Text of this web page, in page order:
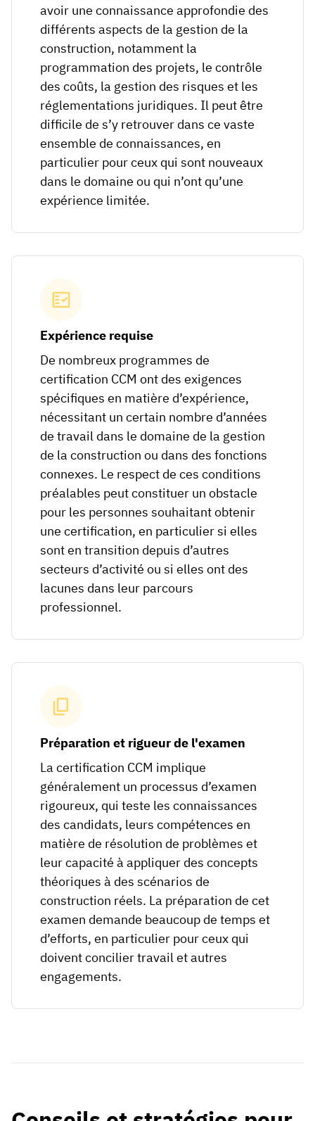
avoir une connaissance approfondie des
différents aspects de la gestion de la
construction, notamment la
programmation des projets, le contrôle
des coûts, la gestion des risques et les
réglementations juridiques. Il peut être
difficile de s’y retrouver dans ce vaste
ensemble de connaissances, en
particulier pour ceux qui sont nouveaux
dans le domaine ou qui n’ont qu’une
expérience limitée.
Expérience requise
De nombreux programmes de
certification CCM ont des exigences
spécifiques en matière d’expérience,
nécessitant un certain nombre d’années
de travail dans le domaine de la gestion
de la construction ou dans des fonctions
connexes. Le respect de ces conditions
préalables peut constituer un obstacle
pour les personnes souhaitant obtenir
une certification, en particulier si elles
sont en transition depuis d’autres
secteurs d’activité ou si elles ont des
lacunes dans leur parcours
professionnel.
Préparation et rigueur de l'examen
La certification CCM implique
généralement un processus d’examen
rigoureux, qui teste les connaissances
des candidats, leurs compétences en
matière de résolution de problèmes et
leur capacité à appliquer des concepts
théoriques à des scénarios de
construction réels. La préparation de cet
examen demande beaucoup de temps et
d’efforts, en particulier pour ceux qui
doivent concilier travail et autres
engagements.